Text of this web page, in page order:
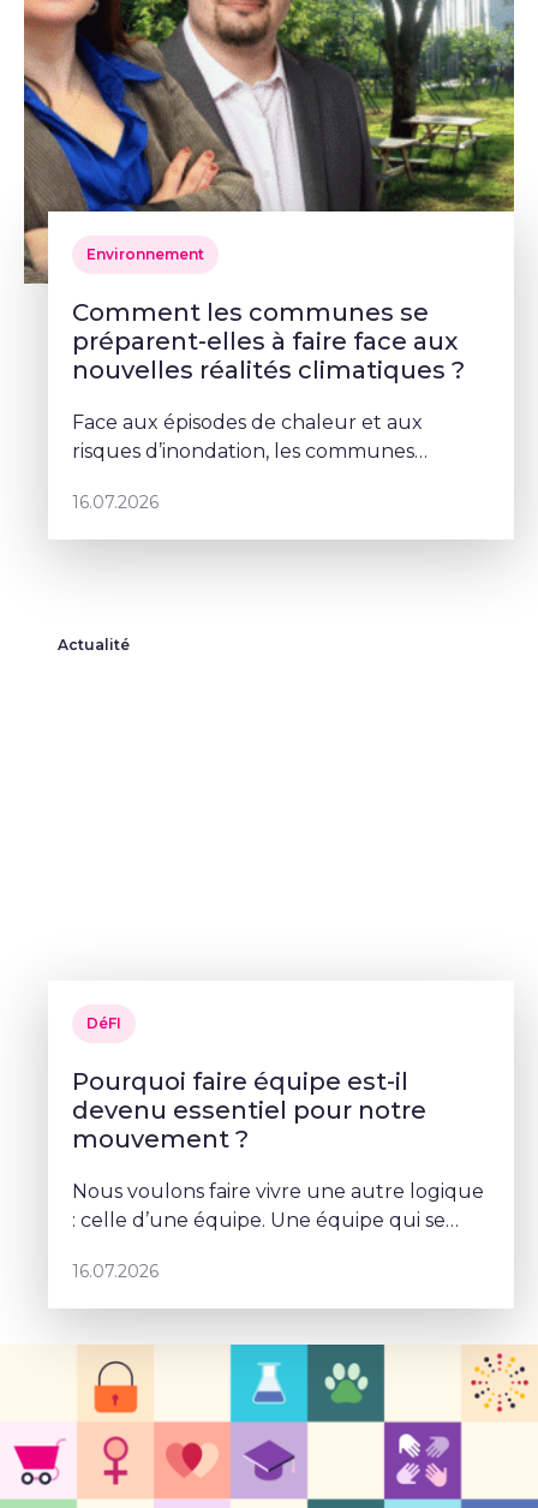
Environnement
Comment les communes se
préparent-elles à faire face aux
nouvelles réalités climatiques ?
Face aux épisodes de chaleur et aux
risques d’inondation, les communes
Schaerbeek, Deborah Lorenzino mise sur la
végétalisation et la participation cito
16.07.2026
Actualité
DéFI
Pourquoi faire équipe est-il
devenu essentiel pour notre
mouvement ?
Nous voulons faire vivre une autre logique
: celle d’une équipe. Une équipe qui se
projet commun – Sophie Rohonyi
16.07.2026